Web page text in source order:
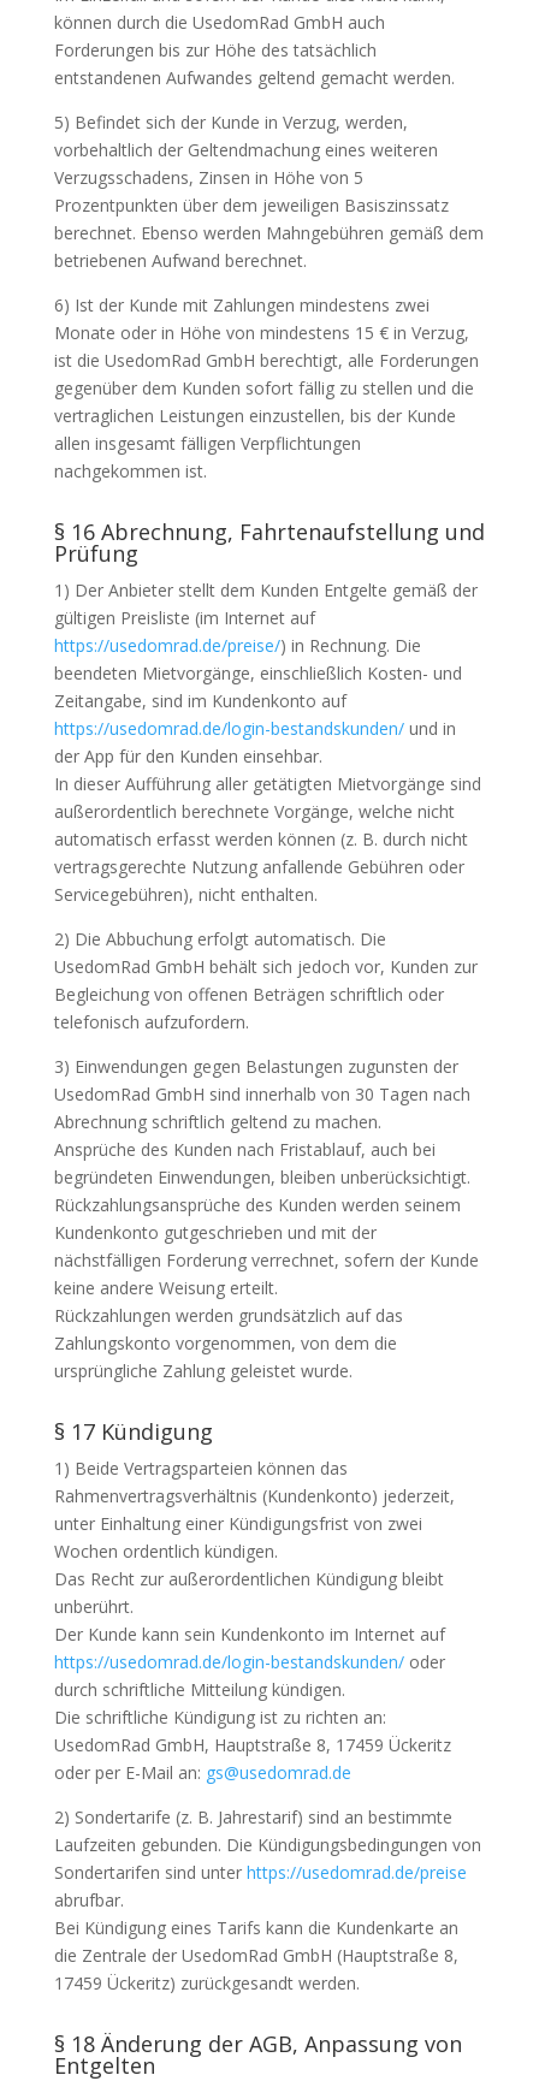
können durch die UsedomRad GmbH auch
Forderungen bis zur Höhe des tatsächlich
entstandenen Aufwandes geltend gemacht werden.
5) Befindet sich der Kunde in Verzug, werden,
vorbehaltlich der Geltendmachung eines weiteren
Verzugsschadens, Zinsen in Höhe von 5
Prozentpunkten über dem jeweiligen Basiszinssatz
berechnet. Ebenso werden Mahngebühren gemäß dem
betriebenen Aufwand berechnet.
6) Ist der Kunde mit Zahlungen mindestens zwei
Monate oder in Höhe von mindestens 15 € in Verzug,
ist die UsedomRad GmbH berechtigt, alle Forderungen
gegenüber dem Kunden sofort fällig zu stellen und die
vertraglichen Leistungen einzustellen, bis der Kunde
allen insgesamt fälligen Verpflichtungen
nachgekommen ist.
§ 16 Abrechnung, Fahrtenaufstellung und
Prüfung
1) Der Anbieter stellt dem Kunden Entgelte gemäß der
gültigen Preisliste (im Internet auf
https://usedomrad.de/preise/) in Rechnung. Die
beendeten Mietvorgänge, einschließlich Kosten- und
Zeitangabe, sind im Kundenkonto auf
https://usedomrad.de/login-bestandskunden/und in
der App für den Kunden einsehbar.
In dieser Aufführung aller getätigten Mietvorgänge sind
außerordentlich berechnete Vorgänge, welche nicht
automatisch erfasst werden können (z. B. durch nicht
vertragsgerechte Nutzung anfallende Gebühren oder
Servicegebühren), nicht enthalten.
2) Die Abbuchung erfolgt automatisch. Die
UsedomRad GmbH behält sich jedoch vor, Kunden zur
Begleichung von offenen Beträgen schriftlich oder
telefonisch aufzufordern.
3) Einwendungen gegen Belastungen zugunsten der
UsedomRad GmbH sind innerhalb von 30 Tagen nach
Abrechnung schriftlich geltend zu machen.
Ansprüche des Kunden nach Fristablauf, auch bei
begründeten Einwendungen, bleiben unberücksichtigt.
Rückzahlungsansprüche des Kunden werden seinem
Kundenkonto gutgeschrieben und mit der
nächstfälligen Forderung verrechnet, sofern der Kunde
keine andere Weisung erteilt.
Rückzahlungen werden grundsätzlich auf das
Zahlungskonto vorgenommen, von dem die
ursprüngliche Zahlung geleistet wurde.
§ 17 Kündigung
1) Beide Vertragsparteien können das
Rahmenvertragsverhältnis (Kundenkonto) jederzeit,
unter Einhaltung einer Kündigungsfrist von zwei
Wochen ordentlich kündigen.
Das Recht zur außerordentlichen Kündigung bleibt
unberührt.
Der Kunde kann sein Kundenkonto im Internet auf
https://usedomrad.de/login-bestandskunden/oder
durch schriftliche Mitteilung kündigen.
Die schriftliche Kündigung ist zu richten an:
UsedomRad GmbH, Hauptstraße 8, 17459 Ückeritz
oder per E-Mail an: gs@usedomrad.de
2) Sondertarife (z. B. Jahrestarif) sind an bestimmte
Laufzeiten gebunden. Die Kündigungsbedingungen von
Sondertarifen sind unter https://usedomrad.de/preise
abrufbar.
Bei Kündigung eines Tarifs kann die Kundenkarte an
die Zentrale der UsedomRad GmbH (Hauptstraße 8,
17459 Ückeritz) zurückgesandt werden.
§ 18 Änderung der AGB, Anpassung von
Entgelten